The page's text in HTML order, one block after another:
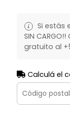
Si estás
SIN
gratuito al
Calculá el